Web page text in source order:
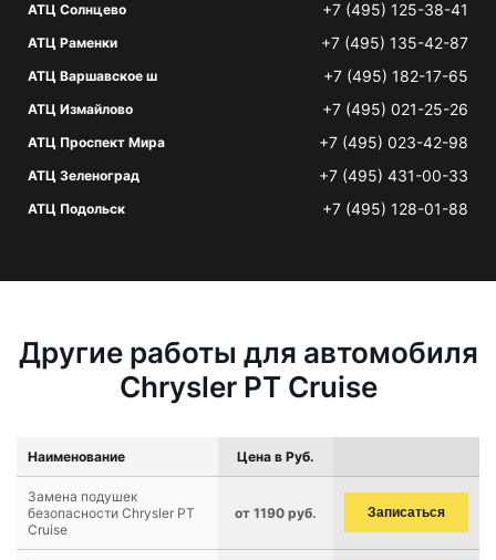
АТЦ Солнцево +7 (495) 125-38-41
АТЦ Раменки +7 (495) 135-42-87
АТЦ Варшавское ш +7 (495) 182-17-65
АТЦ Измайлово +7 (495) 021-25-26
АТЦ Проспект Мира +7 (495) 023-42-98
АТЦ Зеленоград +7 (495) 431-00-33
АТЦ Подольск +7 (495) 128-01-88
Другие работы для автомобиля
Chrysler PT Cruise
Наименование Цена в Руб.
Замена подушек
безопасности Chrysler PT
Cruise
от 1190 руб. Записаться